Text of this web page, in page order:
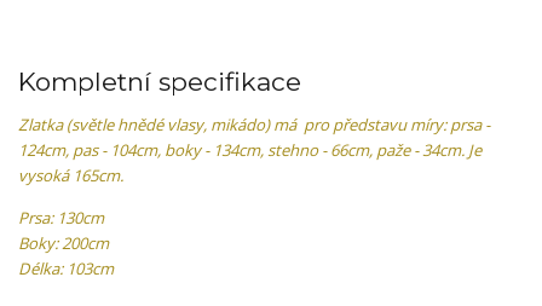
Kompletní specifikace
Zlatka (světle hnědé vlasy, mikádo) má pro představu míry: prsa -
124cm, pas - 104cm, boky - 134cm, stehno - 66cm, paže - 34cm. Je
vysoká 165cm.
Prsa: 130cm
Boky: 200cm
Délka: 103cm